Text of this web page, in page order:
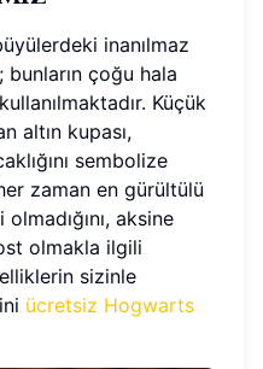
inanılmaz
çoğu hala
Küçük
altın kupası,
sembolize
zaman en gürültülü
aksine
olmakla ilgili
sizinle
ücretsiz Hogwarts